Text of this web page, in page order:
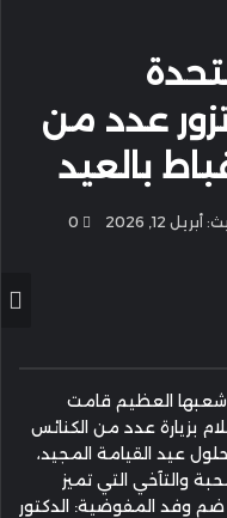
عدد من
بالعيد
12, 2026
0
العظيم قامت
بزيارة عدد من الكنائس
عيد القيامة المجيد،
والتآخي التي تميز
وفد المفوضية: الدكتور